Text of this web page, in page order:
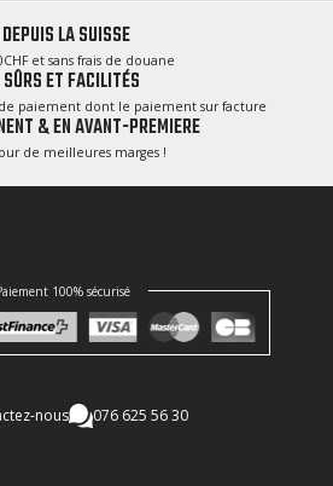
LA SUISSE
et sans frais de douane
ET FACILITÉS
paiement dont le paiement sur facture
& EN AVANT-PREMIERE
de meilleures marges !
100% sécurisé
nous 076 625 56 30